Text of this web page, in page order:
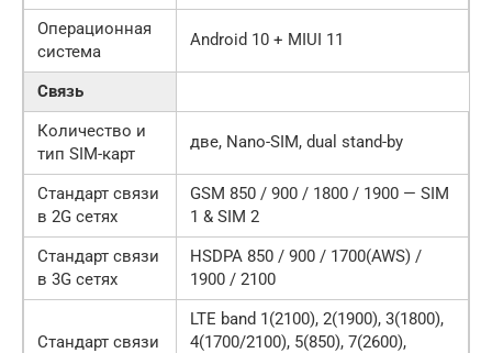
Операционная
система
Android 10 + MIUI 11
Связь
Количество и
тип SIM-карт
две, Nano-SIM, dual stand-by
Стандарт связи
в 2G сетях
GSM 850 / 900 / 1800 / 1900 — SIM
1 & SIM 2
Стандарт связи
в 3G сетях
HSDPA 850 / 900 / 1700(AWS) /
1900 / 2100
Стандарт связи
LTE band 1(2100), 2(1900), 3(1800),
4(1700/2100), 5(850), 7(2600),